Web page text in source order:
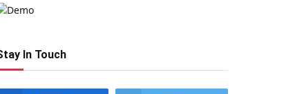
In Touch